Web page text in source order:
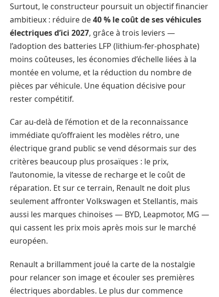
Surtout, le constructeur poursuit un objectif financier
ambitieux : réduire de40 % le coût de ses véhicules
électriques d’ici 2027, grâce à trois leviers —
l’adoption des batteries LFP (lithium-fer-phosphate)
moins coûteuses, les économies d’échelle liées à la
montée en volume, et la réduction du nombre de
pièces par véhicule. Une équation décisive pour
rester compétitif.
Car au-delà de l’émotion et de la reconnaissance
immédiate qu’offraient les modèles rétro, une
électrique grand public se vend désormais sur des
critères beaucoup plus prosaïques : le prix,
l’autonomie, la vitesse de recharge et le coût de
réparation. Et sur ce terrain, Renault ne doit plus
seulement affronter Volkswagen et Stellantis, mais
aussi les marques chinoises — BYD, Leapmotor, MG —
qui cassent les prix mois après mois sur le marché
européen.
Renault a brillamment joué la carte de la nostalgie
pour relancer son image et écouler ses premières
électriques abordables. Le plus dur commence